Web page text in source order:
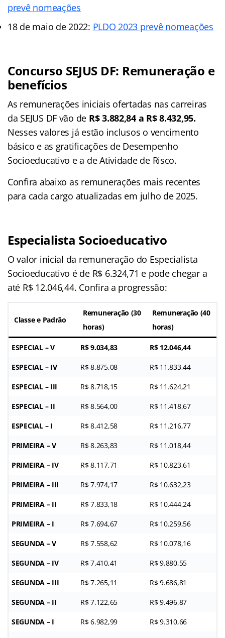
prevê nomeações
18 de maio de 2022: PLDO 2023 prevê nomeações
Concurso SEJUS DF: Remuneração e
benefícios
As remunerações iniciais ofertadas nas carreiras
da SEJUS DF vão de R$ 3.882,84 a R$ 8.432,95.
Nesses valores já estão inclusos o vencimento
básico e as gratificações de Desempenho
Socioeducativo e a de Atividade de Risco.
Confira abaixo as remunerações mais recentes
para cada cargo atualizadas em julho de 2025.
Especialista Socioeducativo
O valor inicial da remuneração do Especialista
Socioeducativo é de R$ 6.324,71 e pode chegar a
até R$ 12.046,44. Confira a progressão:
Classe e Padrão
Remuneração (30
horas)
Remuneração (40
horas)
ESPECIAL – V R$ 9.034,83 R$ 12.046,44
ESPECIAL – IV R$ 8.875,08 R$ 11.833,44
ESPECIAL – III R$ 8.718,15 R$ 11.624,21
ESPECIAL – II R$ 8.564,00 R$ 11.418,67
ESPECIAL – I R$ 8.412,58 R$ 11.216,77
PRIMEIRA – V R$ 8.263,83 R$ 11.018,44
PRIMEIRA – IV R$ 8.117,71 R$ 10.823,61
PRIMEIRA – III R$ 7.974,17 R$ 10.632,23
PRIMEIRA – II R$ 7.833,18 R$ 10.444,24
PRIMEIRA – I R$ 7.694,67 R$ 10.259,56
SEGUNDA – V R$ 7.558,62 R$ 10.078,16
SEGUNDA – IV R$ 7.410,41 R$ 9.880,55
SEGUNDA – III R$ 7.265,11 R$ 9.686,81
SEGUNDA – II R$ 7.122,65 R$ 9.496,87
SEGUNDA – I R$ 6.982,99 R$ 9.310,66